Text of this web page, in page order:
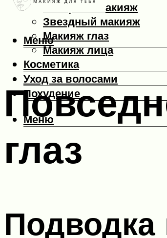
Вечерний макияж
Звездный макияж
Макияж глаз
Макияж лица
Косметика
Уход за волосами
Похудение
Меню
Меню
глаз
Подводка